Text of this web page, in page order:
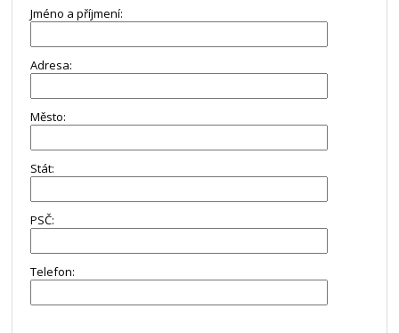
Jméno a příjmení:
Adresa:
Město:
Stát:
PSČ:
Telefon: